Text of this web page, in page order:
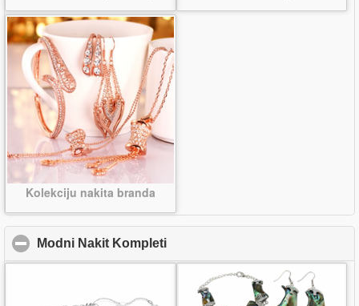
Kolekciju nakita branda
Modni Nakit Kompleti